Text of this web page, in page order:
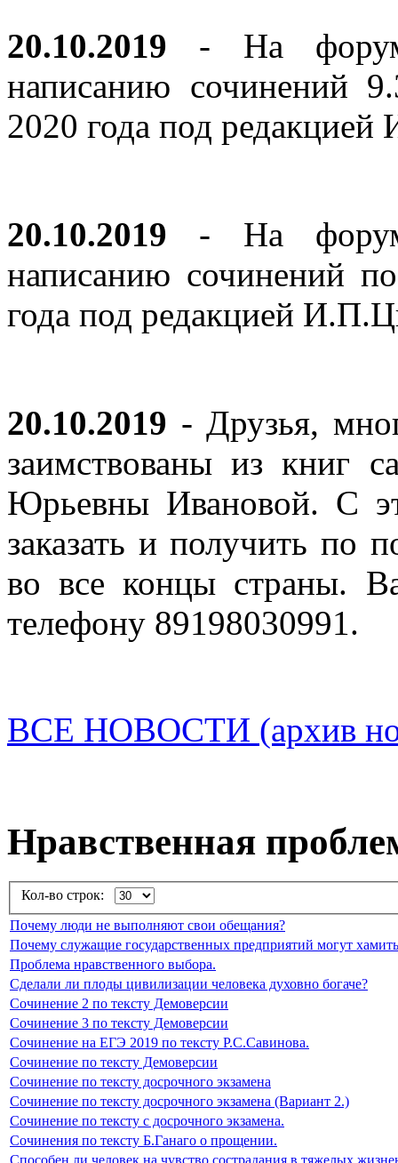
20.10.2019 - На
написанию сочинений
2020 года под
20.10.2019 - На
написанию сочинений
года под редакцией
20.10.2019 - Друзья,
заимствованы из книг
Юрьевны Ивановой. С
заказать и получить по
во все концы страны.
телефону 89198030991.
ВСЕ НОВОСТИ (архив
Нравственная
Кол-во строк:
Почему люди не выполняют свои обещания?
Почему служащие государственных предприятий могут
Проблема нравственного выбора.
Сделали ли плоды цивилизации человека духовно богаче?
Сочинение 2 по тексту Демоверсии
Сочинение 3 по тексту Демоверсии
Сочинение на ЕГЭ 2019 по тексту Р.С.Савинова.
Сочинение по тексту Демоверсии
Сочинение по тексту досрочного экзамена
Сочинение по тексту досрочного экзамена (Вариант 2.)
Сочинение по тексту с досрочного экзамена.
Сочинения по тексту Б.Ганаго о прощении.